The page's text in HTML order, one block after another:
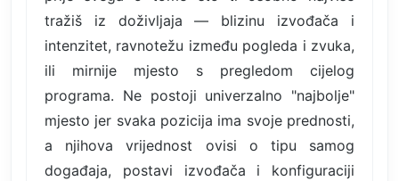
tražiš iz doživljaja — blizinu izvođača i
intenzitet, ravnotežu između pogleda i zvuka,
ili mirnije mjesto s pregledom cijelog
programa. Ne postoji univerzalno "najbolje"
mjesto jer svaka pozicija ima svoje prednosti,
a njihova vrijednost ovisi o tipu samog
događaja, postavi izvođača i konfiguraciji